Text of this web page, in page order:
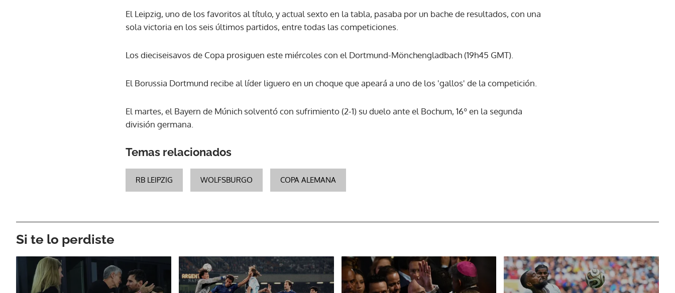
El Leipzig, uno de los favoritos al título, y actual sexto en la tabla, pasaba por un bache de resultados, con una
sola victoria en los seis últimos partidos, entre todas las competiciones.
Los dieciseisavos de Copa prosiguen este miércoles con el Dortmund-Mönchengladbach (19h45 GMT).
El Borussia Dortmund recibe al líder liguero en un choque que apeará a uno de los 'gallos' de la competición.
El martes, el Bayern de Múnich solventó con sufrimiento (2-1) su duelo ante el Bochum, 16º en la segunda
división germana.
Temas relacionados
RB LEIPZIG WOLFSBURGO COPA ALEMANA
Si te lo perdiste